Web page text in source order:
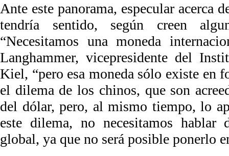
Ante este panorama, especular acerca
tendría sentido, según creen
“Necesitamos una moneda
Langhammer, vicepresidente del
Kiel, “pero esa moneda sólo existe en
el dilema de los chinos, que son
del dólar, pero, al mismo tiempo, lo
este dilema, no necesitamos hablar
global, ya que no será posible ponerlo